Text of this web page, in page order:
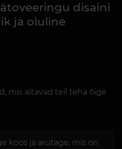
disaini
ja oluline
mis aitavad teil teha õige
koos ja arutage, mis on